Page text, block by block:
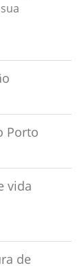
Porto
vida
de